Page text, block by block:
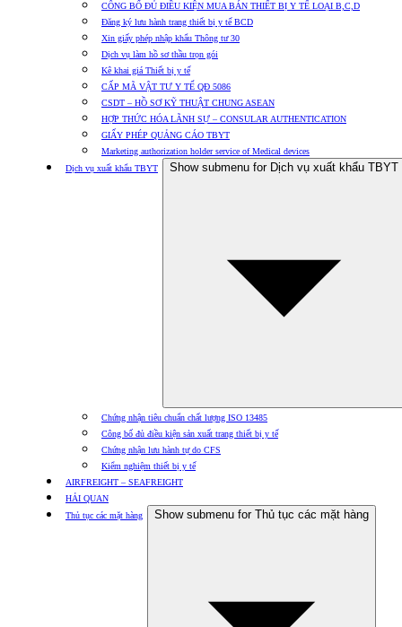
CÔNG BỐ ĐỦ ĐIỀU KIỆN MUA BÁN THIẾT BỊ Y TẾ LOẠI B,C,D
Đăng ký lưu hành trang thiết bị y tế BCD
Xin giấy phép nhập khẩu Thông tư 30
Dịch vụ làm hồ sơ thầu trọn gói
Kê khai giá Thiết bị y tế
CẤP MÃ VẬT TƯ Y TẾ QĐ 5086
CSDT – HỒ SƠ KỸ THUẬT CHUNG ASEAN
HỢP THỨC HÓA LÃNH SỰ – CONSULAR AUTHENTICATION
GIẤY PHÉP QUẢNG CÁO TBYT
Marketing authorization holder service of Medical devices
Dịch vụ xuất khẩu TBYT
Show submenu for Dịch vụ xuất khẩu TBYT
Chứng nhận tiêu chuẩn chất lượng ISO 13485
Công bố đủ điều kiện sản xuất trang thiết bị y tế
Chứng nhận lưu hành tự do CFS
Kiểm nghiệm thiết bị y tế
AIRFREIGHT – SEAFREIGHT
HẢI QUAN
Thủ tục các mặt hàng
Show submenu for Thủ tục các mặt hàng